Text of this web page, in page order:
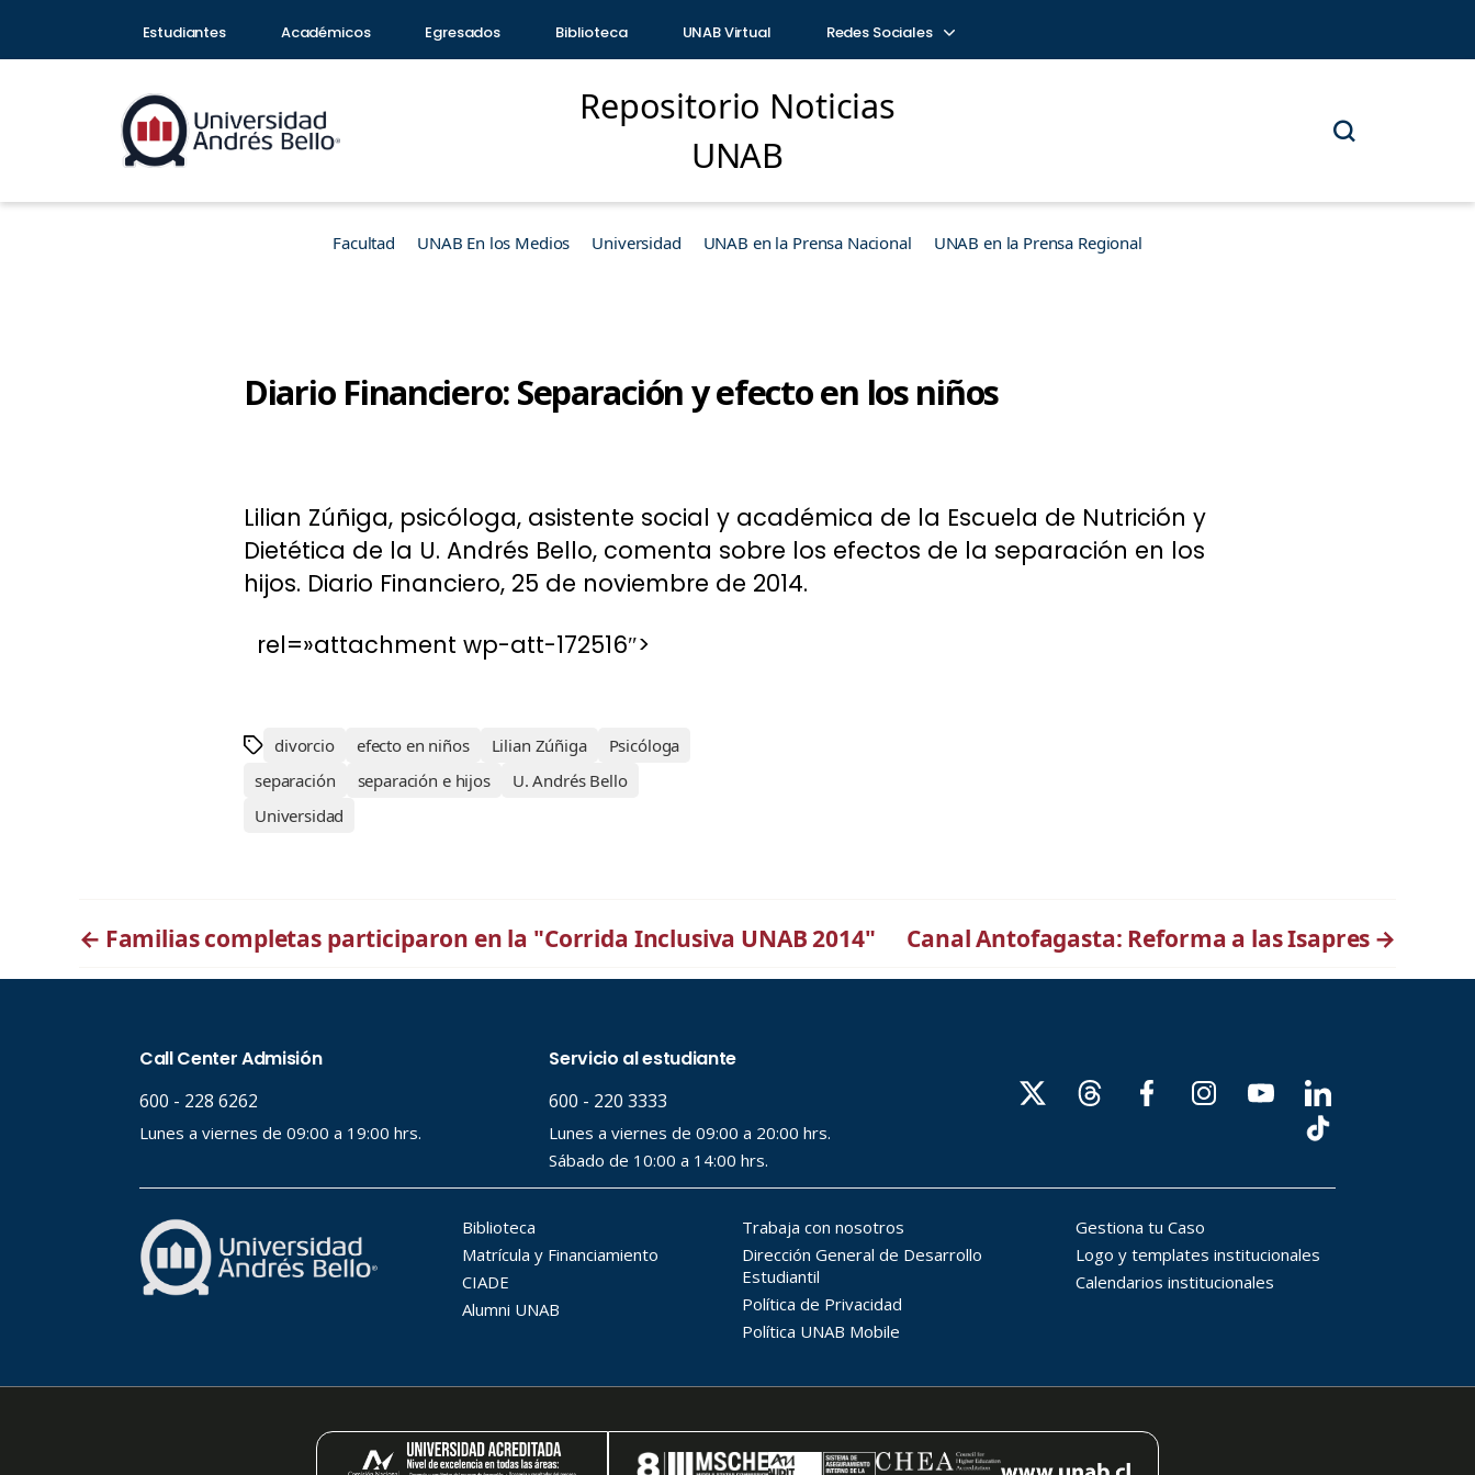
Estudiantes Académicos Egresados Biblioteca UNAB Virtual Redes Sociales
Repositorio Noticias
UNAB
Facultad UNAB En los Medios Universidad UNAB en la Prensa Nacional UNAB en la Prensa Regional
Diario Financiero: Separación y efecto en los niños
Lilian Zúñiga, psicóloga, asistente social y académica de la Escuela de Nutrición y
Dietética de la U. Andrés Bello, comenta sobre los efectos de la separación en los
hijos. Diario Financiero, 25 de noviembre de 2014.
rel=»attachment wp-att-172516″>
divorcio efecto en niños Lilian Zúñiga
Psicóloga
separación
separación e hijos
U. Andrés Bello
Universidad
← Familias completas participaron en la "Corrida Inclusiva UNAB 2014" Canal Antofagasta: Reforma a las Isapres →